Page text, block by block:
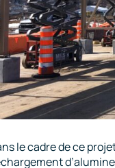
le cadre de ce